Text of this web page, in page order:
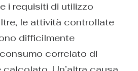
i requisiti di utilizzo
le attività controllate
difficilmente
correlato di